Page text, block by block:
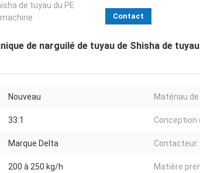
de tuyau du PE
Contact
de narguilé de tuyau de Shisha de
Nouveau Matériau de
33:1 Conception
Marque Delta Contacteur:
200 à 250 kg/h Matière